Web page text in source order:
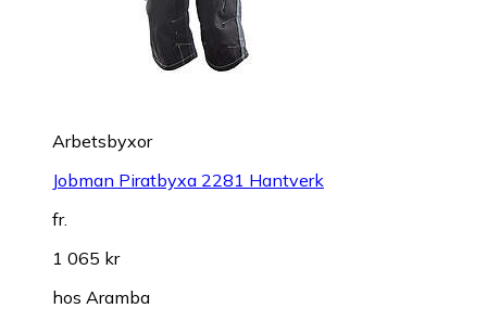
Arbetsbyxor
Jobman Piratbyxa 2281 Hantverk
fr.
1 065 kr
hos Aramba